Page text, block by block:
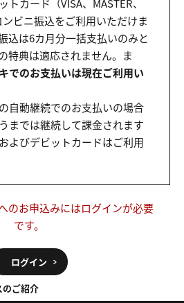
カード（VISA、MASTER、
ビニ振込をご利用いただけま
込は6カ月分一括支払いのみと
特典は適応されません。ま
でのお支払いは現在ご利用い
自動継続でのお支払いの場合
までは継続して課金されます
よびデビットカードはご利用
のお申込みにはログインが必要
です。
ログイン
のご紹介